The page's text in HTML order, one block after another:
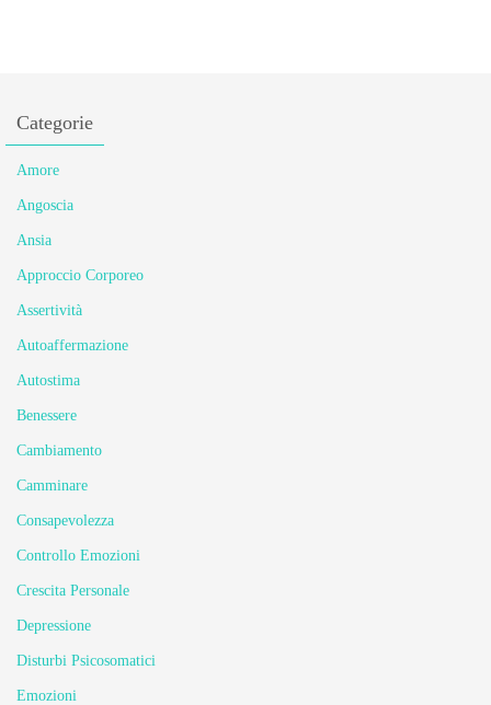
Categorie
Amore
Angoscia
Ansia
Approccio Corporeo
Assertività
Autoaffermazione
Autostima
Benessere
Cambiamento
Camminare
Consapevolezza
Controllo Emozioni
Crescita Personale
Depressione
Disturbi Psicosomatici
Emozioni